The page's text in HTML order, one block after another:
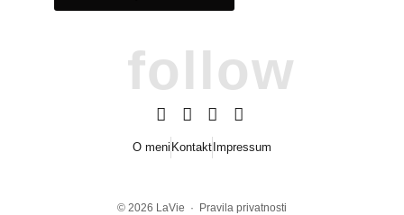
follow
O meni Kontakt Impressum
© 2026 LaVie · Pravila privatnosti